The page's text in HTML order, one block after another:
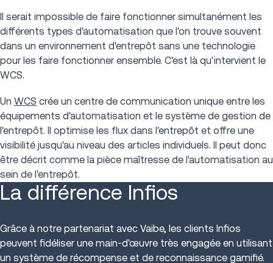
Il serait impossible de faire fonctionner simultanément les
différents types d'automatisation que l'on trouve souvent
dans un environnement d'entrepôt sans une technologie
pour les faire fonctionner ensemble. C'est là qu'intervient le
WCS.
Un WCS crée un centre de communication unique entre les
équipements d'automatisation et le système de gestion de
l'entrepôt. Il optimise les flux dans l'entrepôt et offre une
visibilité jusqu'au niveau des articles individuels. Il peut donc
être décrit comme la pièce maîtresse de l'automatisation au
sein de l'entrepôt.
La différence Infios
Grâce à notre partenariat avec Vaibe, les clients Infios
peuvent fidéliser une main-d'œuvre très engagée en utilisant
un système de récompense et de reconnaissance gamifié.